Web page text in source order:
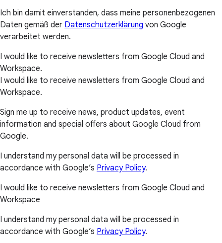
Ich bin damit einverstanden, dass meine personenbezogenen
Daten gemäß der Datenschutzerklärung von Google
verarbeitet werden.
I would like to receive newsletters from Google Cloud and
Workspace.
I would like to receive newsletters from Google Cloud and
Workspace.
Sign me up to receive news, product updates, event
information and special offers about Google Cloud from
Google.
I understand my personal data will be processed in
accordance with Google’s Privacy Policy.
I would like to receive newsletters from Google Cloud and
Workspace
I understand my personal data will be processed in
accordance with Google’s Privacy Policy.